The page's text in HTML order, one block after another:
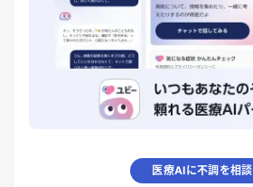
医療AIに不調を相談